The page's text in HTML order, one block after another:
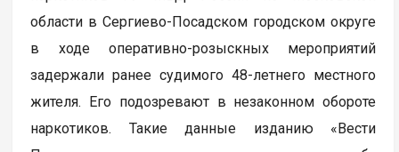
области в Сергиево-Посадском городском округе
в ходе оперативно-розыскных мероприятий
задержали ранее судимого 48-летнего местного
жителя. Его подозревают в незаконном обороте
наркотиков. Такие данные изданию «Вести